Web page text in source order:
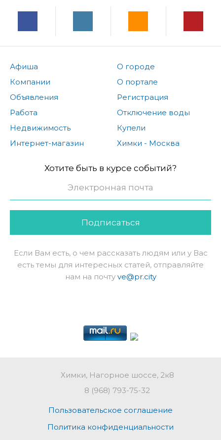
Афиша
Компании
Объявления
Работа
Недвижимость
Интернет-магазин
О городе
О портале
Регистрация
Отключение воды
Купели
Химки - Москва
Хотите быть в курсе событий?
Подписаться
Если Вам есть, о чем рассказать людям или у Вас
есть темы для интересных статей, отправляйте
нам на почту ve@pr.city
Химки, Нагорное шоссе, 2к8
8 (968) 793-75-32
Пользовательское соглашение
Политика конфиденциальности